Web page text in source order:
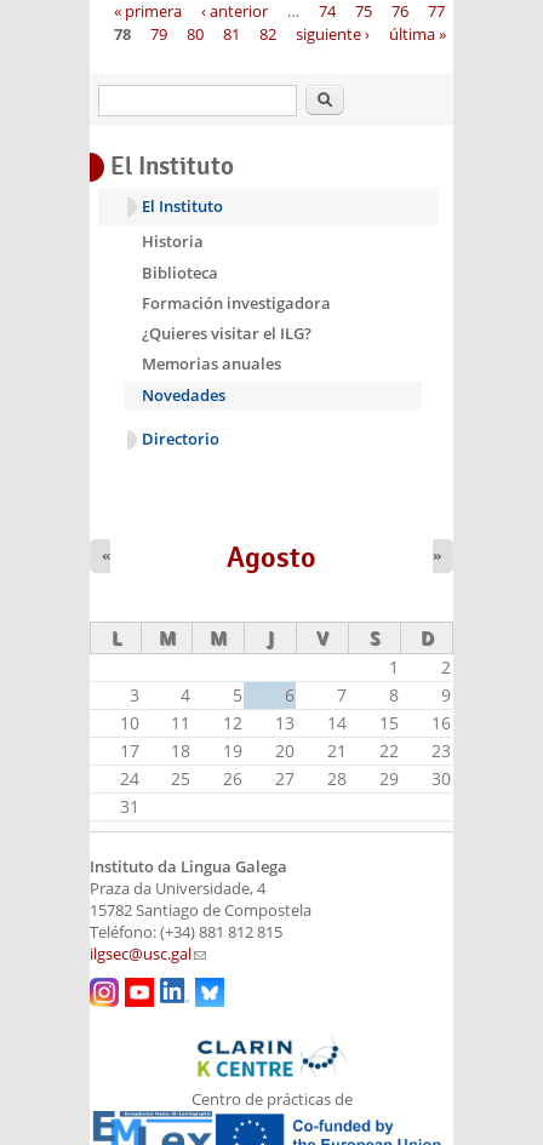
Páginas
« primera ‹ anterior … 74 75 76
77
78
79 80 81 82 siguiente › última »
Buscar
El Instituto
El Instituto
Historia
Biblioteca
Formación investigadora
¿Quieres visitar el ILG?
Memorias anuales
Novedades
Directorio
Agosto
« »
L M M J V S D
1
2
3
4 5 6 7 8
9
10
11 12 13 14 15
16
17
18 19 20 21 22
23
24
25 26 27 28 29
30
31
Instituto da Lingua Galega
Praza da Universidade, 4
15782 Santiago de Compostela
Teléfono: (+34) 881 812 815
ilgsec@usc.gal(link sends e-mail)
Centro de prácticas de